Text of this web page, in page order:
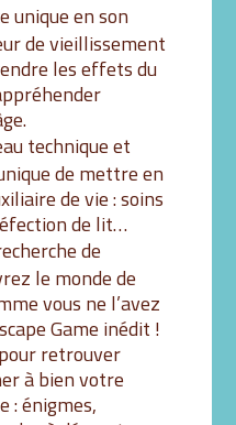
unique en son
de vieillissement
les effets du
technique et
de mettre en
de vie : soins
de lit…
de
le monde de
vous ne l’avez
Game inédit !
retrouver
à bien votre
: énigmes,